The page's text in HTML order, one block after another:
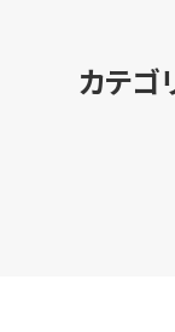
カテゴ